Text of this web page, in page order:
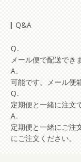
Q&A
メール便で配送でき
可能です。メール便
定期便と一緒に注文
定期便と一緒にご注
にご注文ください。